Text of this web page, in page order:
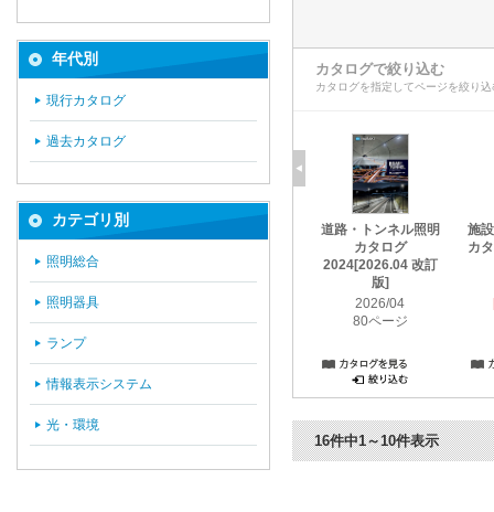
カタログで絞り込む
カタログを指定してページを絞り
道路・トンネル照明
カタログ
2024[2026.04 改訂
版]
2026/04
80ページ
施
カ
16件中1～10件表示
年代別
現行カタログ
過去カタログ
カテゴリ別
照明総合
照明器具
ランプ
情報表示システム
光・環境